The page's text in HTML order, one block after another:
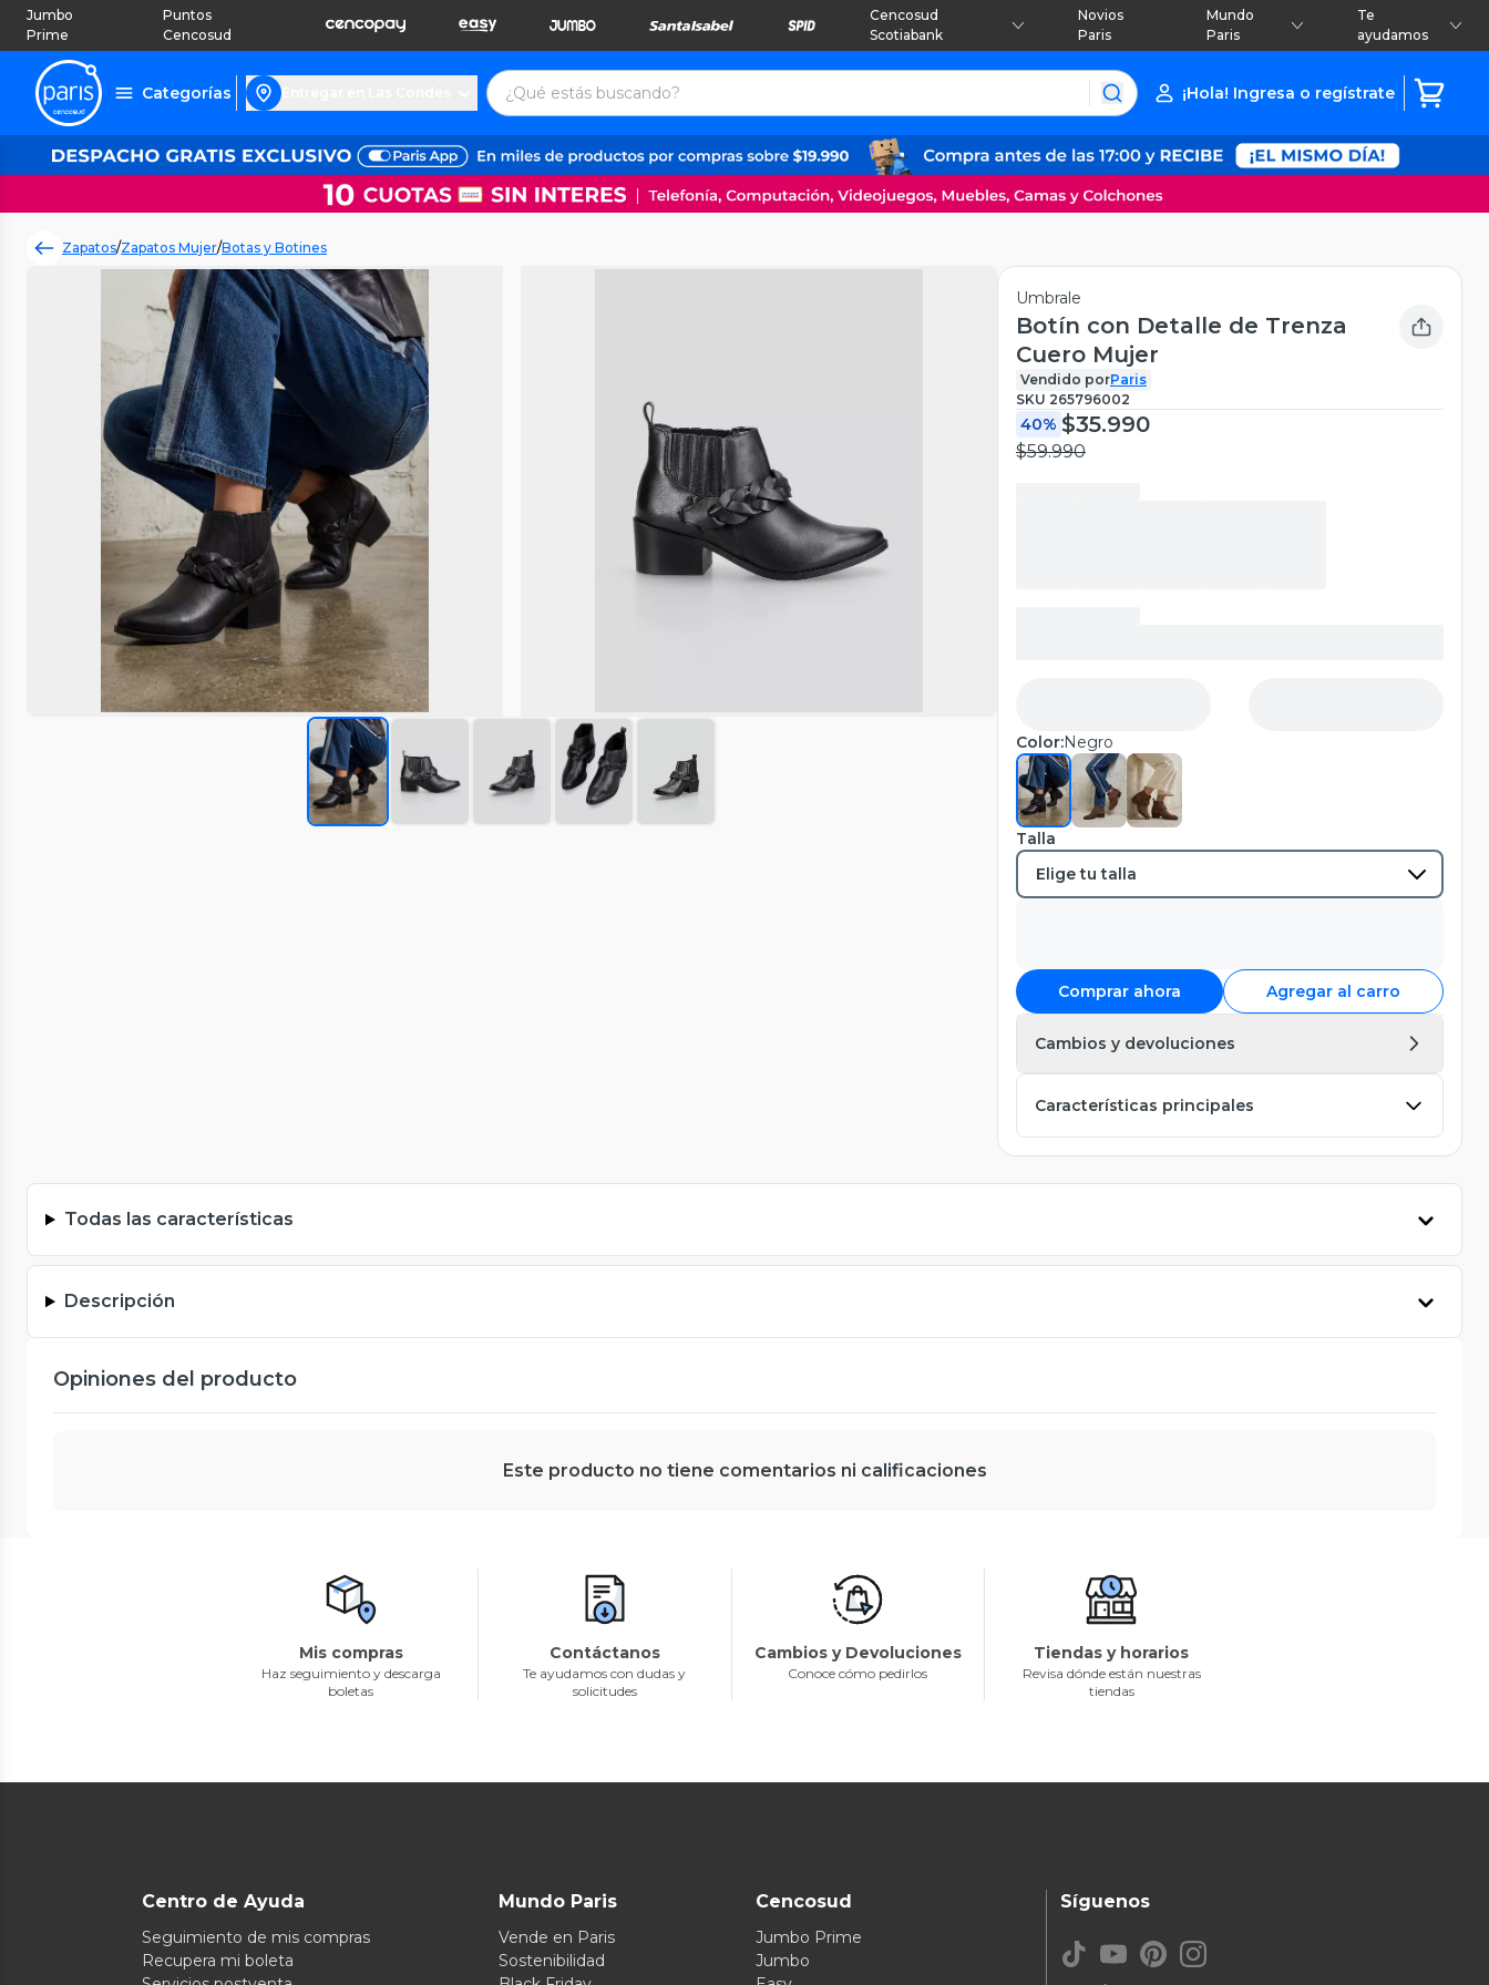
Jumbo
Prime
Puntos
Cencosud
Cencosud
Scotiabank
Novios
Paris
Mundo
Paris
Te
ayudamos
Categorías ¡Hola! Ingresa o regístrate
Zapatos/Zapatos Mujer/Botas y Botines
Umbrale
Botín con Detalle de Trenza
Cuero Mujer
Vendido porParis
SKU 265796002
40% $35.990
$59.990
Color:Negro
Talla
Comprar ahora Agregar al carro
Cambios y devoluciones
Características principales
Todas las características
Descripción
Opiniones del producto
Este producto no tiene comentarios ni calificaciones
Mis compras
Haz seguimiento y descarga
boletas
Contáctanos
Te ayudamos con dudas y
solicitudes
Cambios y Devoluciones
Conoce cómo pedirlos
Tiendas y horarios
Revisa dónde están nuestras
tiendas
Centro de Ayuda
Seguimiento de mis compras
Recupera mi boleta
Mundo Paris
Vende en Paris
Sostenibilidad
Cencosud
Jumbo Prime
Jumbo
Síguenos